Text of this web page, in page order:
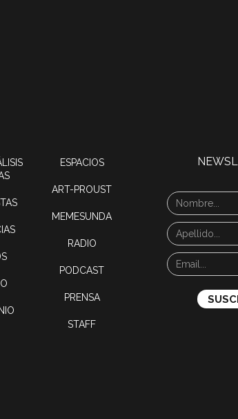
ESPACIOS
ART-PROUST
MEMESUNDA
RADIO
PODCAST
PRENSA
STAFF